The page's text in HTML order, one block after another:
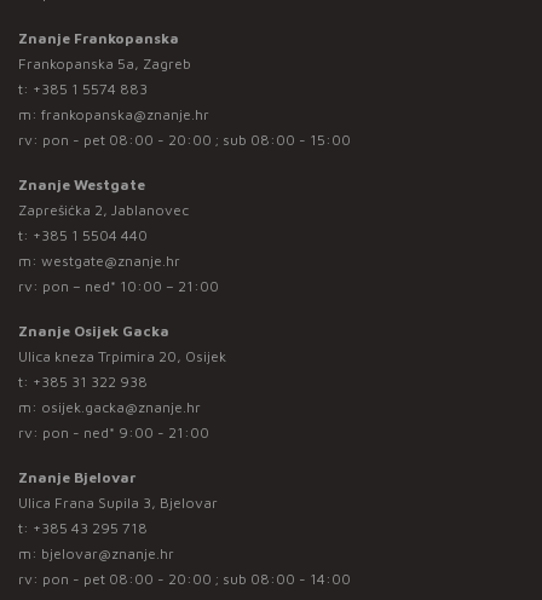
Znanje Frankopanska
Frankopanska 5a, Zagreb
t: +385 1 5574 883
m: frankopanska@znanje.hr
rv: pon - pet 08:00 - 20:00 ; sub 08:00 - 15:00
Znanje Westgate
Zaprešićka 2, Jablanovec
t: +385 1 5504 440
m: westgate@znanje.hr
rv: pon – ned* 10:00 – 21:00
Znanje Osijek Gacka
Ulica kneza Trpimira 20, Osijek
t: +385 31 322 938
m: osijek.gacka@znanje.hr
rv: pon - ned* 9:00 - 21:00
Znanje Bjelovar
Ulica Frana Supila 3, Bjelovar
t: +385 43 295 718
m: bjelovar@znanje.hr
rv: pon - pet 08:00 - 20:00 ; sub 08:00 - 14:00